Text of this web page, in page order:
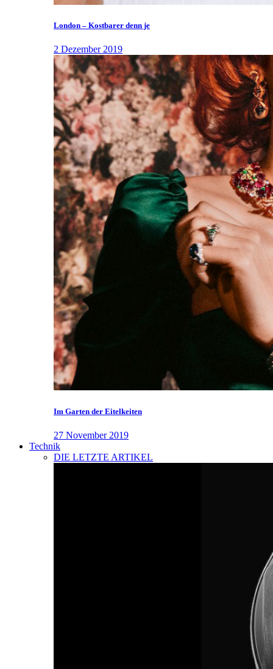
London – Kostbarer denn je
2 Dezember 2019
Im Garten der Eitelkeiten
27 November 2019
Technik
DIE LETZTE ARTIKEL